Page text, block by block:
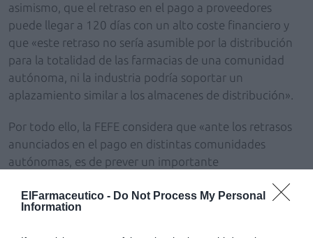
ElFarmaceutico - Do Not Process My Personal
Information
asimismo, que el retraso en el pago a proveedores
puede llegar a 120 días con un alto coste financiero y
que «este retraso no sería asumible por la distribución
para la totalidad de las farmacias de una comunidad
autónoma, ni la industria podría soportar un
aplazamiento similar a los almacenes de distribución».
Por todo ello, la FEFE considera que «ante los retrasos
anunciados en el pago en distintas comunidades
autónomas, es de prever un importante
que entrar en concurso de acreedores, particularmente
las adquiridas en los cinco últimos años con créditos».